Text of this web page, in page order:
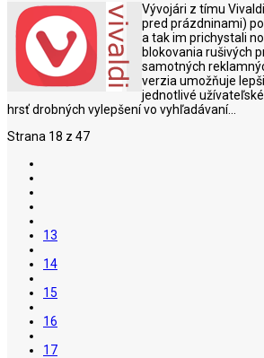
Vývojári z tímu
pred prázdninami)
a tak im prichystali
blokovania rušivých
samotných
verzia umožňuje
jednotlivé
hrsť drobných vylepšení vo vyhľadávaní...
Strana 18 z 47
13
14
15
16
17